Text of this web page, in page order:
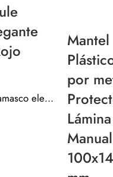
Mantel de hule damasco elegante navidad – Rojo 40101-3
por